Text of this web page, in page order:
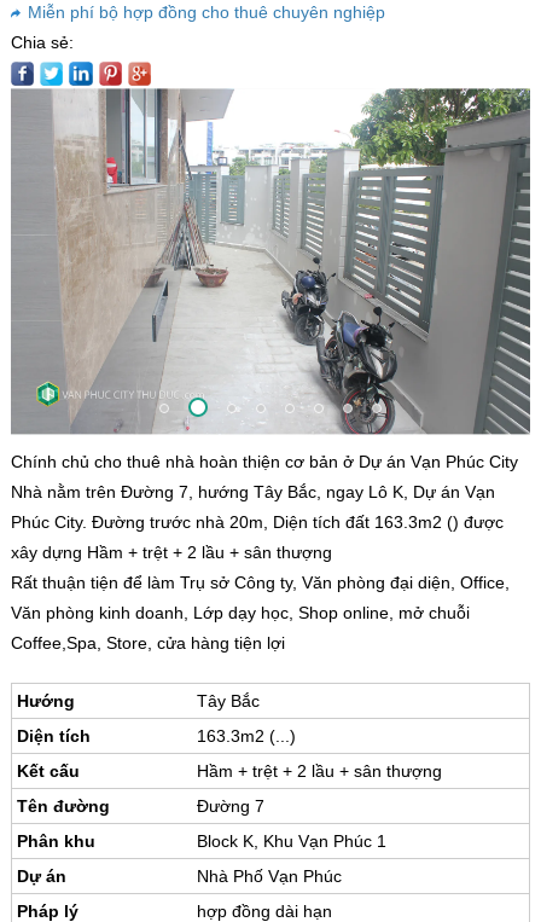
Miễn phí bộ hợp đồng cho thuê chuyên nghiệp
Chia sẻ:
Chính chủ cho thuê nhà hoàn thiện cơ bản ở Dự án Vạn Phúc City
Nhà nằm trên Đường 7, hướng Tây Bắc, ngay Lô K, Dự án Vạn
Phúc City. Đường trước nhà 20m, Diện tích đất 163.3m2 () được
xây dựng Hầm + trệt + 2 lầu + sân thượng
Rất thuận tiện để làm Trụ sở Công ty, Văn phòng đại diện, Office,
Văn phòng kinh doanh, Lớp dạy học, Shop online, mở chuỗi
Coffee,Spa, Store, cửa hàng tiện lợi
Hướng
Tây Bắc
Diện tích
163.3m2 (...)
Kết cấu
Hầm + trệt + 2 lầu + sân thượng
Tên đường
Đường 7
Phân khu
Block K, Khu Vạn Phúc 1
Dự án
Nhà Phố Vạn Phúc
Pháp lý
hợp đồng dài hạn